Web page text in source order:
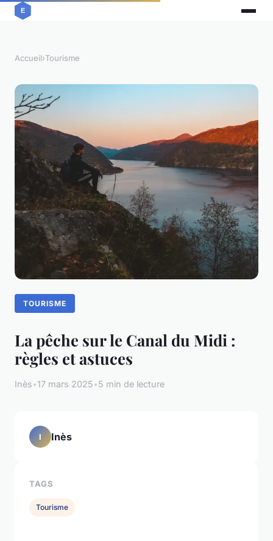
Accueil›Tourisme
TOURISME
La pêche sur le Canal du Midi :
règles et astuces
Inès•17 mars 2025•5 min de lecture
I Inès
TAGS
Tourisme